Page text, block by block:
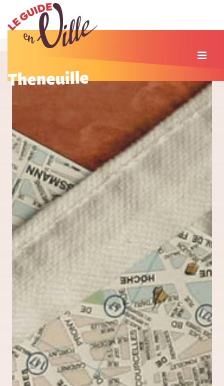
Theneuille